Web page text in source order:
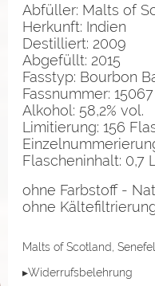
Abfüller: Malts of
Herkunft: Indien
Destilliert: 2009
Abgefüllt: 2015
Fasstyp: Bourbon
Fassnummer: 15067
Alkohol: 58,2% vol.
Limitierung: 156
Flascheninhalt: 0,7
ohne Farbstoff -
ohne
Malts of Scotland,
▸Widerrufsbelehrung